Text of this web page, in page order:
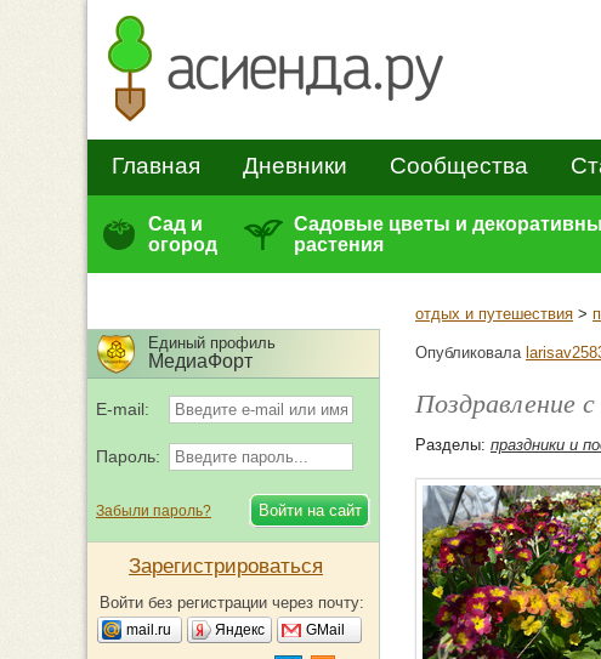
Главная Дневники Сообщества
Сад и
огород
Садовые цветы и
растения
отдых и путешествия >
Опубликовала
Поздравление
Разделы: праздники и
Единый профиль
МедиаФорт
E-mail:
Пароль:
Забыли пароль?
Зарегистрироваться
Войти без регистрации через почту:
mail.ru Яндекс GMail